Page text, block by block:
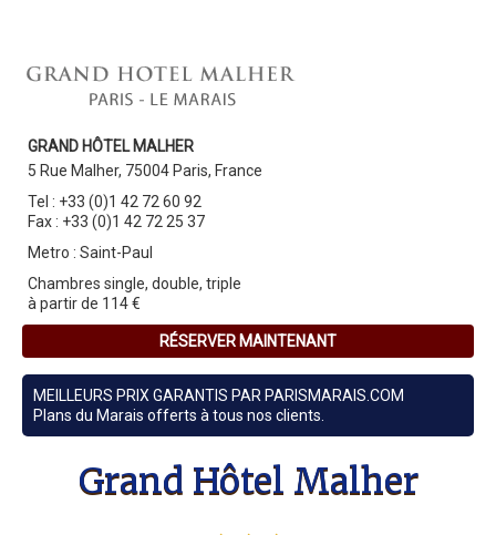
GRAND HÔTEL MALHER
5 Rue Malher, 75004 Paris, France
Tel : +33 (0)1 42 72 60 92
Fax : +33 (0)1 42 72 25 37
Metro : Saint-Paul
Chambres single, double, triple
à partir de 114 €
RÉSERVER MAINTENANT
MEILLEURS PRIX GARANTIS PAR PARISMARAIS.COM
Plans du Marais offerts à tous nos clients.
Grand Hôtel Malher